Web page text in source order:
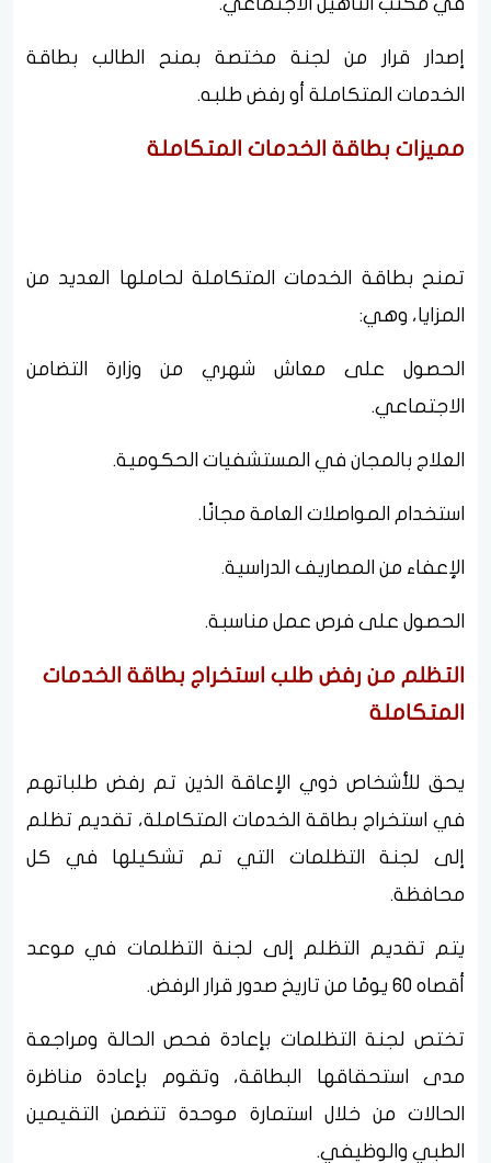
إصدار قرار من لجنة مختصة بمنح الطالب بطاقة
الخدمات المتكاملة أو رفض طلبه.
مميزات بطاقة الخدمات المتكاملة
تمنح بطاقة الخدمات المتكاملة لحاملها العديد من
المزايا، وهي:
الحصول على معاش شهري من وزارة التضامن
الاجتماعي.
العلاج بالمجان في المستشفيات الحكومية.
استخدام المواصلات العامة مجانًا.
الإعفاء من المصاريف الدراسية.
الحصول على فرص عمل مناسبة.
التظلم من رفض طلب استخراج بطاقة الخدمات
المتكاملة
يحق للأشخاص ذوي الإعاقة الذين تم رفض طلباتهم
في استخراج بطاقة الخدمات المتكاملة، تقديم تظلم
إلى لجنة التظلمات التي تم تشكيلها في كل
محافظة.
يتم تقديم التظلم إلى لجنة التظلمات في موعد
أقصاه 60 يومًا من تاريخ صدور قرار الرفض.
تختص لجنة التظلمات بإعادة فحص الحالة ومراجعة
مدى استحقاقها البطاقة، وتقوم بإعادة مناظرة
الحالات من خلال استمارة موحدة تتضمن التقيمين
الطبي والوظيفي.